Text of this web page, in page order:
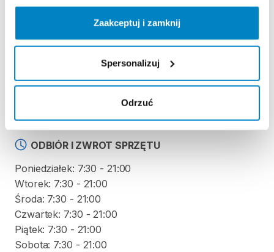
Zaakceptuj i zamknij
Spersonalizuj
Odrzuć
REGULAMIN
Regulamin wypożyczalni
KAUCJA
ODBIÓR I ZWROT SPRZĘTU
Poniedziałek: 7:30 - 21:00
Wtorek: 7:30 - 21:00
Środa: 7:30 - 21:00
Czwartek: 7:30 - 21:00
Piątek: 7:30 - 21:00
Sobota: 7:30 - 21:00